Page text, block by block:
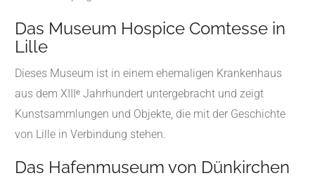
Das Museum Hospice Comtesse in
Lille
Dieses Museum ist in einem ehemaligen Krankenhaus
aus dem XIIIᵉ Jahrhundert untergebracht und zeigt
Kunstsammlungen und Objekte, die mit der Geschichte
von Lille in Verbindung stehen.
Das Hafenmuseum von Dünkirchen